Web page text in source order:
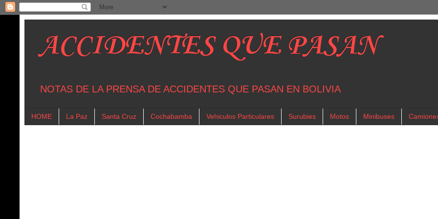
ACCIDENTES QUE PASAN
NOTAS DE LA PRENSA DE ACCIDENTES QUE PASAN EN BOLIVIA
HOME La Paz Santa Cruz Cochabamba Vehiculos Particulares Surubies Motos Minibuses